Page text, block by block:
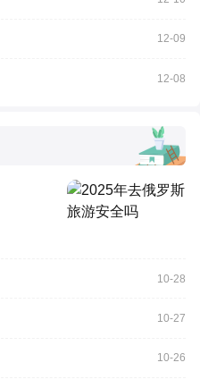
12-09
12-08
10-28
10-27
10-26